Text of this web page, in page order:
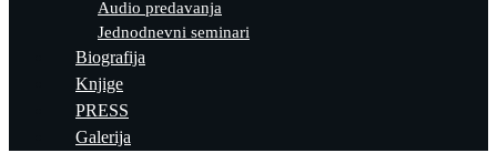
Audio predavanja
Jednodnevni seminari
Biografija
Knjige
PRESS
Galerija